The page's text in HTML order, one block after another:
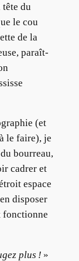
du
le cou
de la
paraît-
(et
le faire), je
bourreau,
cadrer et
espace
disposer
fonctionne
plus ! »